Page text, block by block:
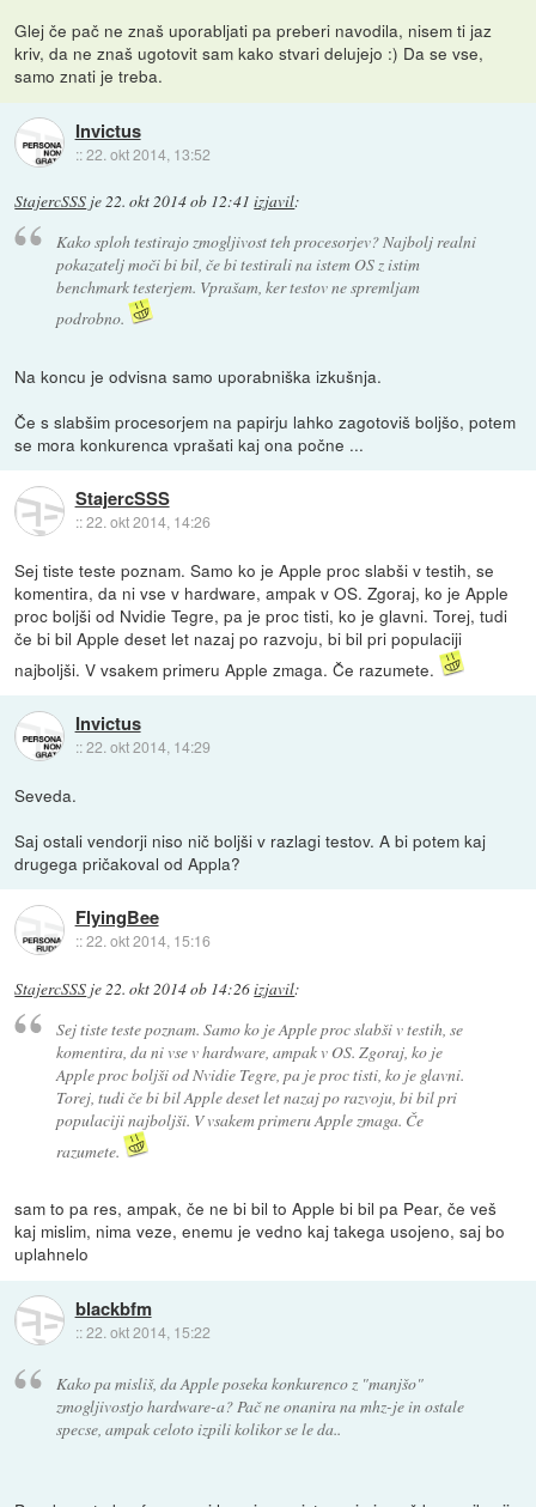
Glej če pač ne znaš uporabljati pa preberi navodila, nisem ti jaz
kriv, da ne znaš ugotovit sam kako stvari delujejo :) Da se vse,
samo znati je treba.
Invictus
::22. okt 2014, 13:52
StajercSSS je22. okt 2014 ob 12:41 izjavil:
Kako sploh testirajo zmogljivost teh procesorjev? Najbolj realni
pokazatelj moči bi bil, če bi testirali na istem OS z istim
benchmark testerjem. Vprašam, ker testov ne spremljam
podrobno.
Na koncu je odvisna samo uporabniška izkušnja.
Če s slabšim procesorjem na papirju lahko zagotoviš boljšo, potem
se mora konkurenca vprašati kaj ona počne ...
StajercSSS
::22. okt 2014, 14:26
Sej tiste teste poznam. Samo ko je Apple proc slabši v testih, se
komentira, da ni vse v hardware, ampak v OS. Zgoraj, ko je Apple
proc boljši od Nvidie Tegre, pa je proc tisti, ko je glavni. Torej, tudi
če bi bil Apple deset let nazaj po razvoju, bi bil pri populaciji
najboljši. V vsakem primeru Apple zmaga. Če razumete.
Invictus
::22. okt 2014, 14:29
Seveda.
Saj ostali vendorji niso nič boljši v razlagi testov. A bi potem kaj
drugega pričakoval od Appla?
FlyingBee
::22. okt 2014, 15:16
StajercSSS je22. okt 2014 ob 14:26izjavil:
Sej tiste teste poznam. Samo ko je Apple proc slabši v testih, se
komentira, da ni vse v hardware, ampak v OS. Zgoraj, ko je
Apple proc boljši od Nvidie Tegre, pa je proc tisti, ko je glavni.
Torej, tudi če bi bil Apple deset let nazaj po razvoju, bi bil pri
populaciji najboljši. V vsakem primeru Apple zmaga. Če
razumete.
sam to pa res, ampak, če ne bi bil to Apple bi bil pa Pear, če veš
kaj mislim, nima veze, enemu je vedno kaj takega usojeno, saj bo
uplahnelo
blackbfm
::22. okt 2014, 15:22
Kako pa misliš, da Apple poseka konkurenco z "manjšo"
zmogljivostjo hardware-a? Pač ne onanira na mhz-je in ostale
specse, ampak celoto izpili kolikor se le da..